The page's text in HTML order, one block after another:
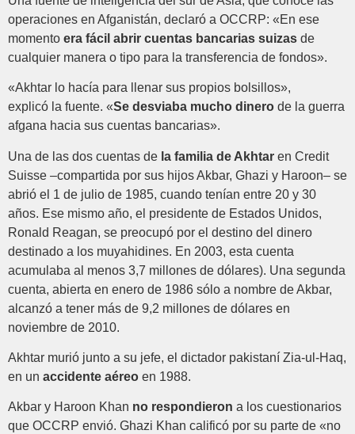
operaciones en Afganistán, declaró a OCCRP: «En ese
momento era fácil abrir cuentas bancarias suizas de
cualquier manera o tipo para la transferencia de fondos».
«Akhtar lo hacía para llenar sus propios bolsillos»,
explicó la fuente. «Se desviaba mucho dinero de la guerra
afgana hacia sus cuentas bancarias».
Una de las dos cuentas de la familia de Akhtar en Credit
Suisse –compartida por sus hijos Akbar, Ghazi y Haroon– se
abrió el 1 de julio de 1985, cuando tenían entre 20 y 30
años. Ese mismo año, el presidente de Estados Unidos,
Ronald Reagan, se preocupó por el destino del dinero
destinado a los muyahidines. En 2003, esta cuenta
acumulaba al menos 3,7 millones de dólares). Una segunda
cuenta, abierta en enero de 1986 sólo a nombre de Akbar,
alcanzó a tener más de 9,2 millones de dólares en
noviembre de 2010.
Akhtar murió junto a su jefe, el dictador pakistaní Zia-ul-Haq,
en un accidente aéreo en 1988.
Akbar y Haroon Khan no respondieron a los cuestionarios
que OCCRP envió. Ghazi Khan calificó por su parte de «no